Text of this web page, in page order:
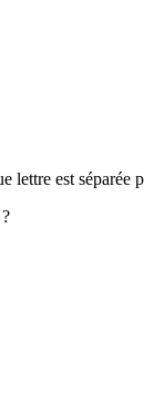
est séparée